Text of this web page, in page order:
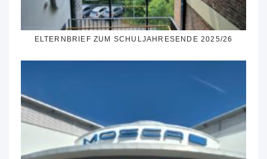
ELTERNBRIEF ZUM SCHULJAHRESENDE 2025/26